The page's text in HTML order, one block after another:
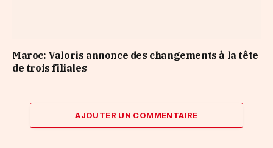
Maroc: Valoris annonce des changements à la tête
de trois filiales
AJOUTER UN COMMENTAIRE